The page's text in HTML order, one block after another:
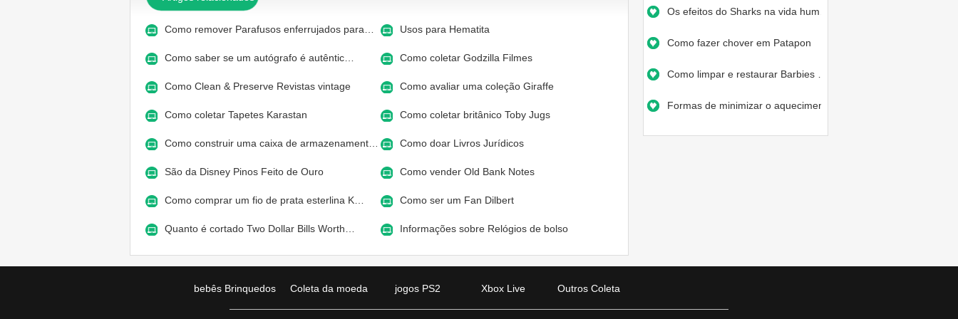
Os efeitos do Sharks na vida hum…
Como fazer chover em Patapon
Como limpar e restaurar Barbies …
Formas de minimizar o aqueciment…
Como remover Parafusos enferrujados para… Usos para Hematita
Como saber se um autógrafo é autêntic… Como coletar Godzilla Filmes
Como Clean & Preserve Revistas vintage Como avaliar uma coleção Giraffe
Como coletar Tapetes Karastan Como coletar britânico Toby Jugs
Como construir uma caixa de armazenament… Como doar Livros Jurídicos
São da Disney Pinos Feito de Ouro Como vender Old Bank Notes
Como comprar um fio de prata esterlina K… Como ser um Fan Dilbert
Quanto é cortado Two Dollar Bills Worth… Informações sobre Relógios de bolso
bebês Brinquedos Coleta da moeda jogos PS2 Xbox Live Outros Coleta